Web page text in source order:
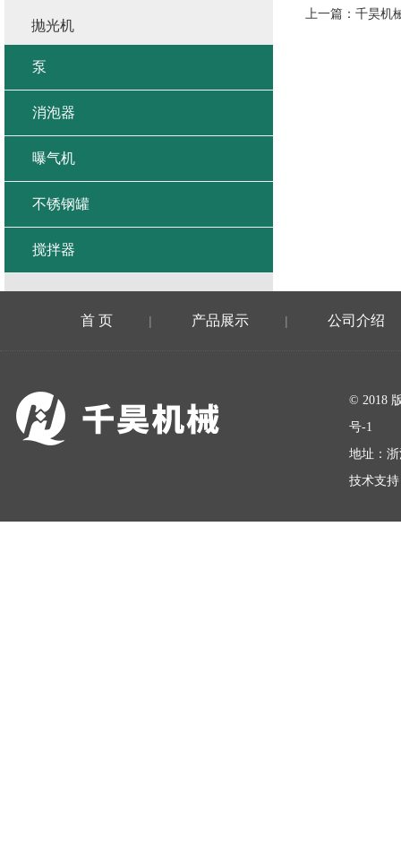
上一篇： 千昊机
抛光机
泵
消泡器
曝气机
不锈钢罐
搅拌器
首 页 | 产品展示 | 公司介绍
© 2018
号-1
地址：
技术支